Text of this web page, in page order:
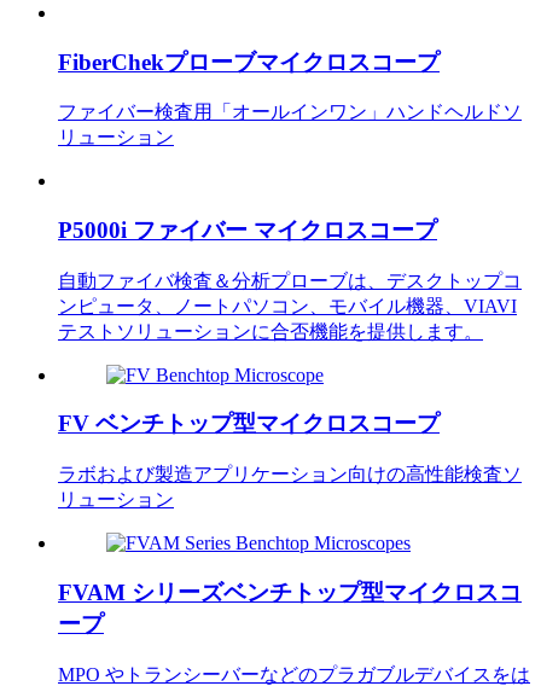
FiberChekプローブマイクロスコープ
ファイバー検査用「オールインワン」ハンドヘルドソ
リューション
P5000i ファイバー マイクロスコープ
自動ファイバ検査＆分析プローブは、デスクトップコ
ンピュータ、ノートパソコン、モバイル機器、VIAVI
テストソリューションに合否機能を提供します。
FV ベンチトップ型マイクロスコープ
ラボおよび製造アプリケーション向けの高性能検査ソ
リューション
FVAM シリーズベンチトップ型マイクロスコ
ープ
MPO やトランシーバーなどのプラガブルデバイスをは